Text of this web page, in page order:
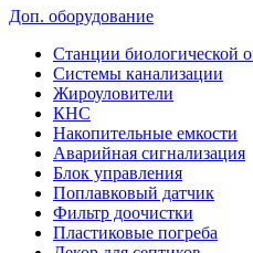
Доп. оборудование
Станции биологической
Системы канализации
Жироуловители
КНС
Накопительные емкости
Аварийная сигнализация
Блок управления
Поплавковый датчик
Фильтр доочистки
Пластиковые погреба